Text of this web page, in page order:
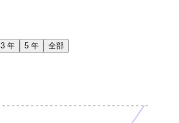
3 年 5 年 全部